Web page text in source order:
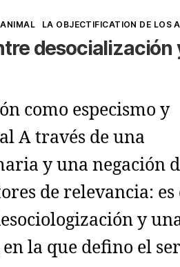
LA OBJECTIFICATION DE LOS
desocialización
como especismo y
A través de una
y una negación
de relevancia: es
y
la que defino el